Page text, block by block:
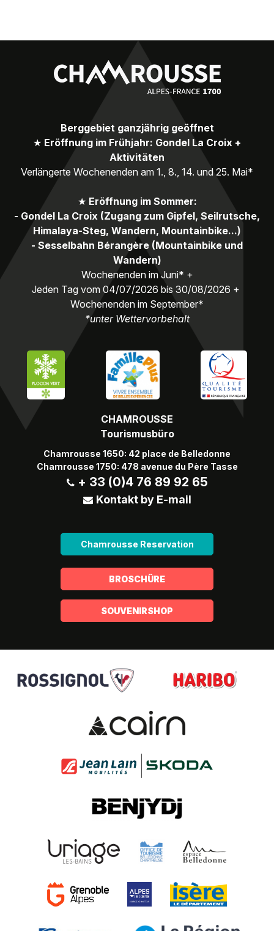
CHAMROUSSE
Tourismusbüro
Chamrousse 1650: 42 place de Belledonne
Chamrousse 1750: 478 avenue du Père Tasse
+ 33 (0)4 76 89 92 65
Kontakt by E-mail
Chamrousse Reservation
Berggebiet ganzjährig geöffnet
★ Eröffnung im Frühjahr: Gondel La Croix +
Aktivitäten
Verlängerte Wochenenden am 1., 8., 14. und 25. Mai*
★ Eröffnung im Sommer:
- Gondel La Croix (Zugang zum Gipfel, Seilrutsche,
Himalaya-Steg, Wandern, Mountainbike...)
- Sesselbahn Bérangère (Mountainbike und
Wandern)
Wochenenden im Juni* +
Jeden Tag vom 04/07/2026 bis 30/08/2026 +
Wochenenden im September*
*unter Wettervorbehalt
BROSCHÜRE
SOUVENIRSHOP